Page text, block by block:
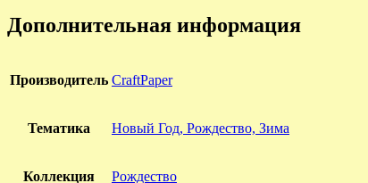
Дополнительная информация
Производитель CraftPaper
Тематика Новый Год, Рождество, Зима
Коллекция Рождество